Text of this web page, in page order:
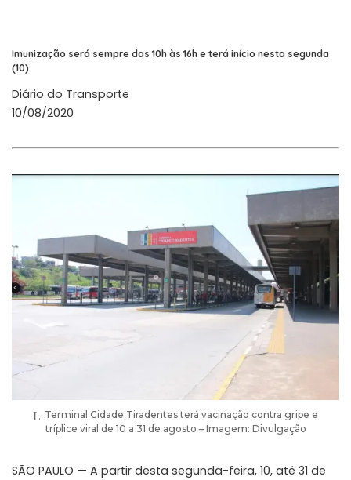
Imunização será sempre das 10h às 16h e terá início nesta segunda
(10)
Diário do Transporte
10/08/2020
Terminal Cidade Tiradentes terá vacinação contra gripe e
tríplice viral de 10 a 31 de agosto – Imagem: Divulgação
SÃO PAULO — A partir desta segunda-feira, 10, até 31 de